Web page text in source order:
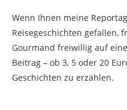
Wenn Ihnen meine
Reisegeschichten gefallen,
Gourmand freiwillig auf
Beitrag – ob 3, 5 oder 20
Geschichten zu erzählen.